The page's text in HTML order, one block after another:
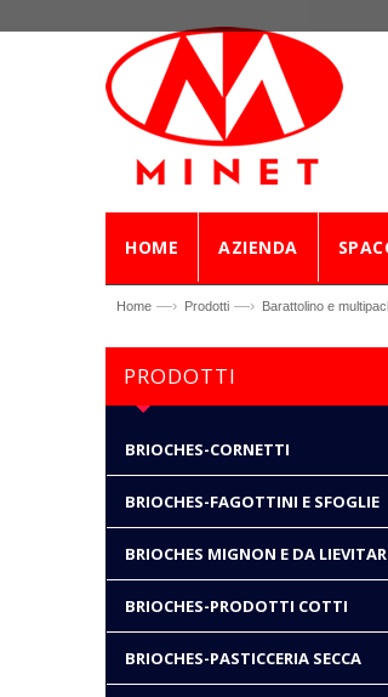
HOME AZIENDA
Home —› Prodotti —› Barattolino e
PRODOTTI
BRIOCHES-CORNETTI
BRIOCHES-FAGOTTINI E SFOGLIE
BRIOCHES MIGNON E DA
BRIOCHES-PRODOTTI COTTI
BRIOCHES-PASTICCERIA SECCA